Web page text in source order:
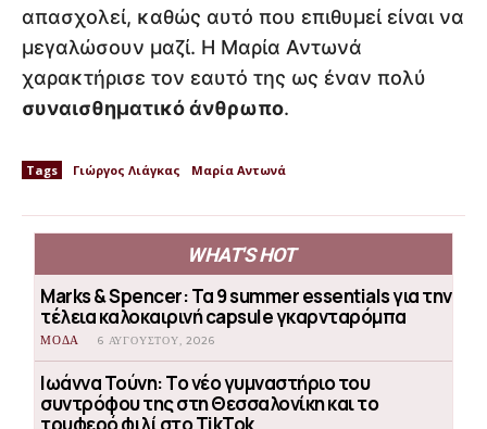
απασχολεί, καθώς αυτό που επιθυμεί είναι να
μεγαλώσουν μαζί. Η Μαρία Αντωνά
χαρακτήρισε τον εαυτό της ως έναν πολύ
συναισθηματικό άνθρωπο.
Tags Γιώργος Λιάγκας Μαρία Αντωνά
WHAT'S HOT
Marks & Spencer: Τα 9 summer essentials για την
τέλεια καλοκαιρινή capsule γκαρνταρόμπα
ΜΟΔΑ 6 ΑΥΓΟΎΣΤΟΥ, 2026
Ιωάννα Τούνη: Το νέο γυμναστήριο του
συντρόφου της στη Θεσσαλονίκη και το